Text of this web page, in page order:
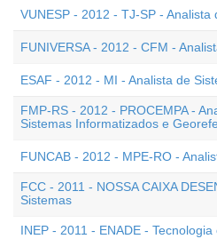
VUNESP - 2012 - TJ-SP - Analista
FUNIVERSA - 2012 - CFM -
ESAF - 2012 - MI - Analista de
FMP-RS - 2012 - PROCEMPA -
Sistemas Informatizados e
FUNCAB - 2012 - MPE-RO -
FCC - 2011 - NOSSA CAIXA
Sistemas
INEP - 2011 - ENADE -